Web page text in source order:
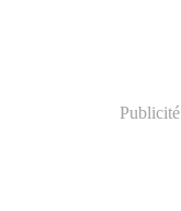
Publicité